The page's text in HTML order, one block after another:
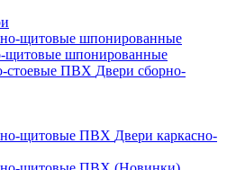
щитовые шпонированные
Двери сборно-
Двери каркасно-